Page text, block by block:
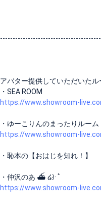
アバター提供していただいたル
・SEA ROOM
https://www.showroom-
・ゆーこりんのまったりルーム
https://www.showroom-
・恥本の【おはじを知れ！】
・仲沢のあ ⛴ ໒꒱· ﾟ
https://www.showroom-